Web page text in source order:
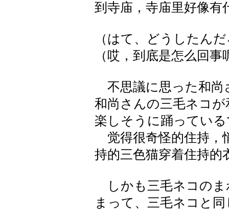
到寺庙，寺庙里好像有
（はて、どうしたん
（哎，到底是怎么回事
不思議に思った和尚
和尚さんの三毛ネコ
楽しそうに踊ってい
觉得很奇怪的住持，
持的三色猫穿着住持的
しかも三毛ネコのま
まって、三毛ネコと